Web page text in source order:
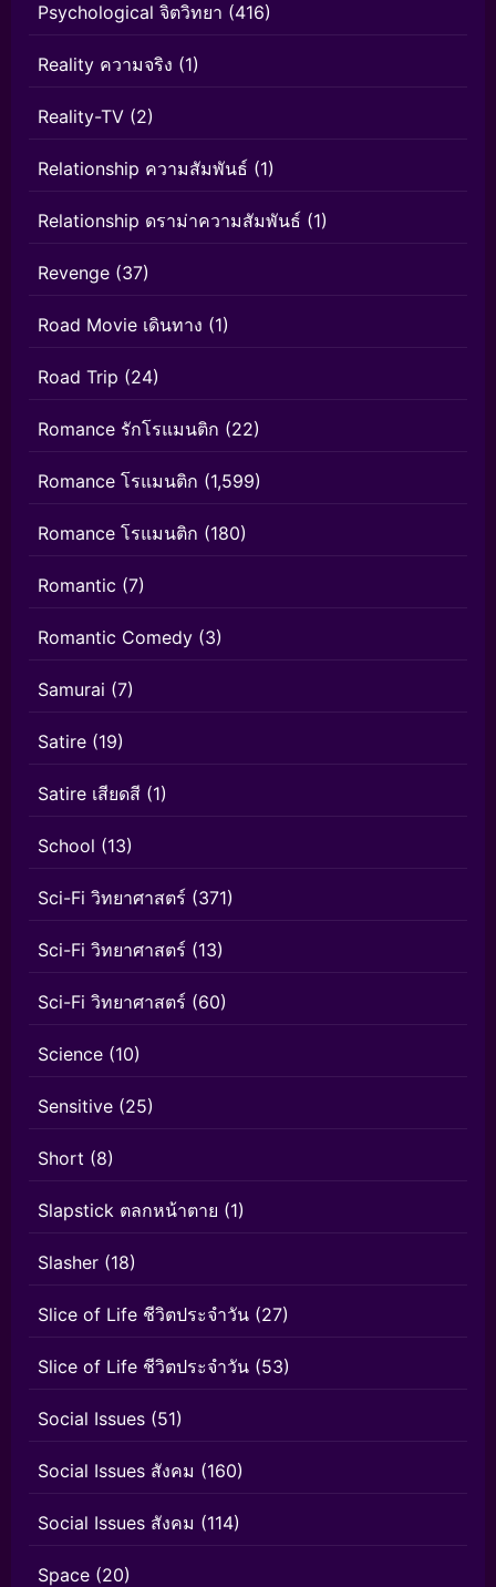
Psychological จิตวิทยา (416)
Reality ความจริง (1)
Reality-TV (2)
Relationship ความสัมพันธ์ (1)
Relationship ดราม่าความสัมพันธ์ (1)
Revenge (37)
Road Movie เดินทาง (1)
Road Trip (24)
Romance รักโรแมนติก (22)
Romance โรแมนติก (1,599)
Romance โรแมนติก (180)
Romantic (7)
Romantic Comedy (3)
Samurai (7)
Satire (19)
Satire เสียดสี (1)
School (13)
Sci-Fi วิทยาศาสตร์ (371)
Sci-Fi วิทยาศาสตร์ (13)
Sci-Fi วิทยาศาสตร์ (60)
Science (10)
Sensitive (25)
Short (8)
Slapstick ตลกหน้าตาย (1)
Slasher (18)
Slice of Life ชีวิตประจำวัน (27)
Slice of Life ชีวิตประจำวัน (53)
Social Issues (51)
Social Issues สังคม (160)
Social Issues สังคม (114)
Space (20)